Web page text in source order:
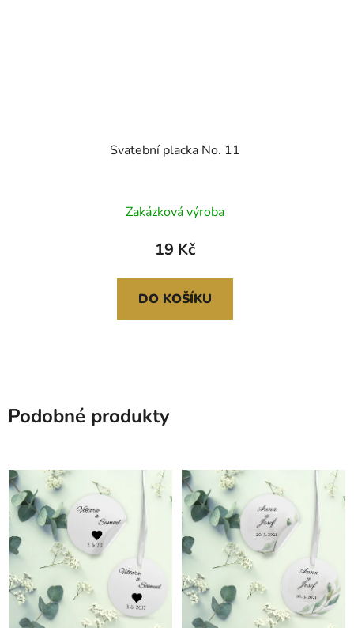
Svatební placka No. 11
Zakázková výroba
19 Kč
DO KOŠÍKU
Podobné produkty